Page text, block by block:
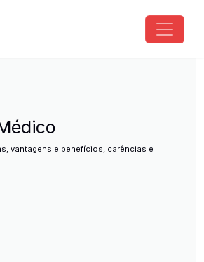
principal
Comercial
vantagens e benefícios, carências e